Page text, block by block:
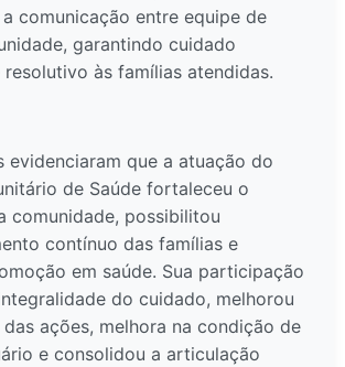
comunicação entre equipe de
garantindo cuidado
resolutivo às famílias atendidas.
evidenciaram que a atuação do
de Saúde fortaleceu o
comunidade, possibilitou
contínuo das famílias e
em saúde. Sua participação
do cuidado, melhorou
ações, melhora na condição de
e consolidou a articulação